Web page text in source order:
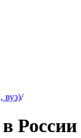
вуз)/
России